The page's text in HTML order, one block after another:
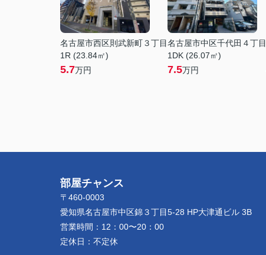
名古屋市西区則武新町３丁目
1R (23.84㎡)
5.7万円
名古屋市中区千代田４丁目
1DK (26.07㎡)
7.5万円
部屋チャンス
〒460-0003
愛知県名古屋市中区錦３丁目5-28 HP大津通ビル 3B
営業時間： 12：00〜20：00
定休日： 不定休